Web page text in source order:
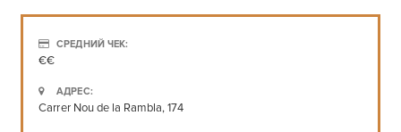
СРЕДНИЙ ЧЕК:
€€
АДРЕС:
Carrer Nou de la Rambla, 174